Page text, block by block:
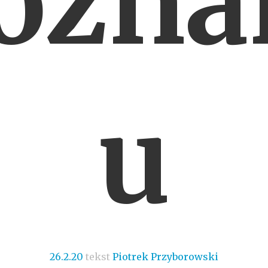
u
26.2.20 tekst Piotrek Przyborowski